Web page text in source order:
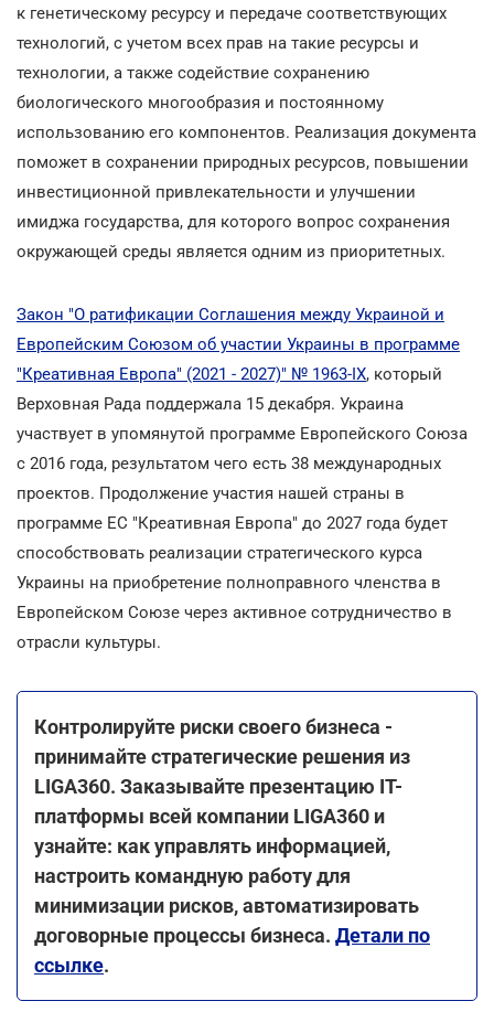
к генетическому ресурсу и передаче соответствующих
технологий, с учетом всех прав на такие ресурсы и
технологии, а также содействие сохранению
биологического многообразия и постоянному
использованию его компонентов. Реализация документа
поможет в сохранении природных ресурсов, повышении
инвестиционной привлекательности и улучшении
имиджа государства, для которого вопрос сохранения
окружающей среды является одним из приоритетных.
Закон "О ратификации Соглашения между Украиной и
Европейским Союзом об участии Украины в программе
"Креативная Европа" (2021 - 2027)" № 1963-ІХ, который
Верховная Рада поддержала 15 декабря. Украина
участвует в упомянутой программе Европейского Союза
с 2016 года, результатом чего есть 38 международных
проектов. Продолжение участия нашей страны в
программе ЕС "Креативная Европа" до 2027 года будет
способствовать реализации стратегического курса
Украины на приобретение полноправного членства в
Европейском Союзе через активное сотрудничество в
отрасли культуры.
Контролируйте риски своего бизнеса -
принимайте стратегические решения из
LIGA360. Заказывайте презентацию IT-
платформы всей компании LIGA360 и
узнайте: как управлять информацией,
настроить командную работу для
минимизации рисков, автоматизировать
договорные процессы бизнеса. Детали по
ссылке.